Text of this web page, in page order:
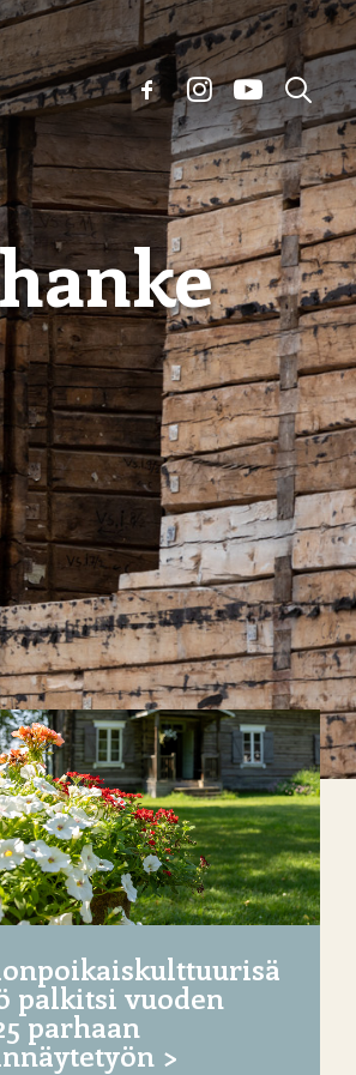
palkitsi vuoden
parhaan